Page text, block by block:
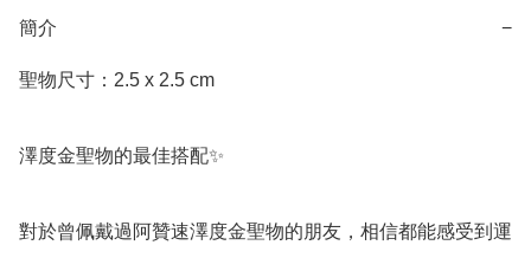
簡介 −
聖物尺寸：2.5 x 2.5 cm
澤度金聖物的最佳搭配✨
對於曾佩戴過阿贊速澤度金聖物的朋友，相信都能感受到運